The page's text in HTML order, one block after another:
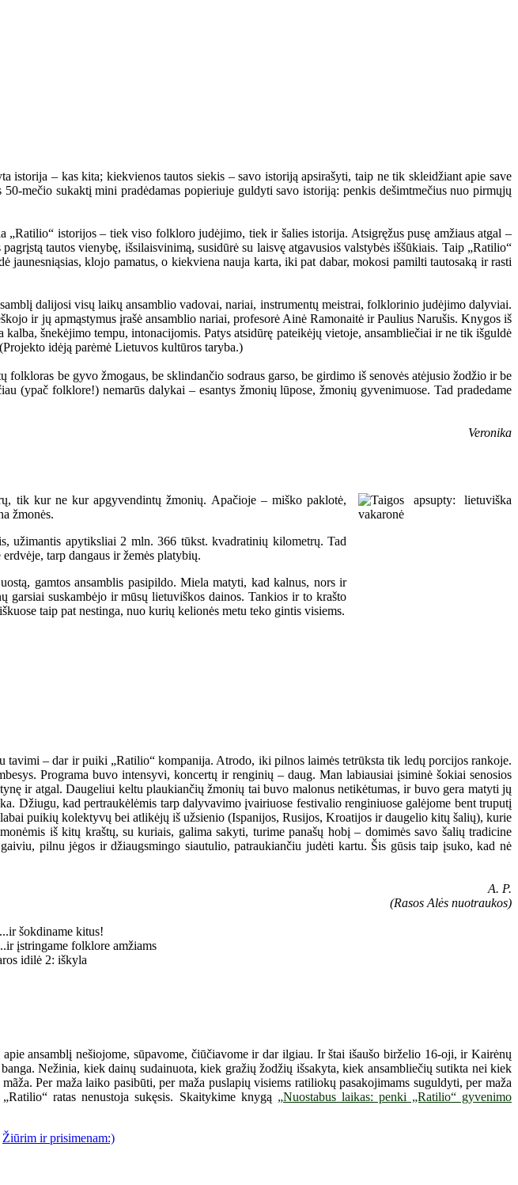
– kas kita; kiekvienos tautos siekis – savo istoriją apsirašyti, taip ne tik skleidžiant apie save
mečio sukaktį mini pradėdamas popieriuje guldyti savo istoriją: penkis dešimtmečius nuo pirmųjų
istorijos – tiek viso folkloro judėjimo, tiek ir šalies istorija. Atsigręžus pusę amžiaus atgal –
tautos vienybę, išsilaisvinimą, susidūrė su laisvę atgavusios valstybės iššūkiais. Taip „Ratilio“
klojo pamatus, o kiekviena nauja karta, iki pat dabar, mokosi pamilti tautosaką ir rasti
dalijosi visų laikų ansamblio vadovai, nariai, instrumentų meistrai, folklorinio judėjimo dalyviai.
ir jų apmąstymus įrašė ansamblio nariai, profesorė Ainė Ramonaitė ir Paulius Narušis. Knygos iš
šnekėjimo tempu, intonacijomis. Patys atsidūrę pateikėjų vietoje, ansambliečiai ir ne tik išguldė
idėją parėmė Lietuvos kultūros taryba.)
be gyvo žmogaus, be sklindančio sodraus garso, be girdimo iš senovės atėjusio žodžio ir be
(ypač folklore!) nemarūs dalykai – esantys žmonių lūpose, žmonių gyvenimuose. Tad pradedame
Veronika
tik kur ne kur apgyvendintų žmonių. Apačioje – miško paklotė,
žmonės.
užimantis apytiksliai 2 mln. 366 tūkst. kvadratinių kilometrų. Tad
tarp dangaus ir žemės platybių.
gamtos ansamblis pasipildo. Miela matyti, kad kalnus, nors ir
garsiai suskambėjo ir mūsų lietuviškos dainos. Tankios ir to krašto
taip pat nestinga, nuo kurių kelionės metu teko gintis visiems.
tavimi – dar ir puiki „Ratilio“ kompanija. Atrodo, iki pilnos laimės tetrūksta tik ledų porcijos rankoje.
Programa buvo intensyvi, koncertų ir renginių – daug. Man labiausiai įsiminė šokiai senosios
ir atgal. Daugeliui keltu plaukiančių žmonių tai buvo malonus netikėtumas, ir buvo gera matyti jų
Džiugu, kad pertraukėlėmis tarp dalyvavimo įvairiuose festivalio renginiuose galėjome bent truputį
puikių kolektyvų bei atlikėjų iš užsienio (Ispanijos, Rusijos, Kroatijos ir daugelio kitų šalių), kurie
iš kitų kraštų, su kuriais, galima sakyti, turime panašų hobį – domimės savo šalių tradicine
pilnu jėgos ir džiaugsmingo siautulio, patraukiančiu judėti kartu. Šis gūsis taip įsuko, kad nė
A. P.
(Rasos Alės nuotraukos)
ansamblį nešiojome, sūpavome, čiūčiavome ir dar ilgiau. Ir štai išaušo birželio 16-oji, ir Kairėnų
Nežinia, kiek dainų sudainuota, kiek gražių žodžių išsakyta, kiek ansambliečių sutikta nei kiek
Per maža laiko pasibūti, per maža puslapių visiems ratiliokų pasakojimams suguldyti, per maža
ratas nenustoja sukęsis. Skaitykime knygą „Nuostabus laikas: penki „Ratilio“ gyvenimo
Žiūrim ir prisimenam:)